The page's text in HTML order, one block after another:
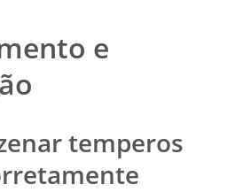
e
temperos